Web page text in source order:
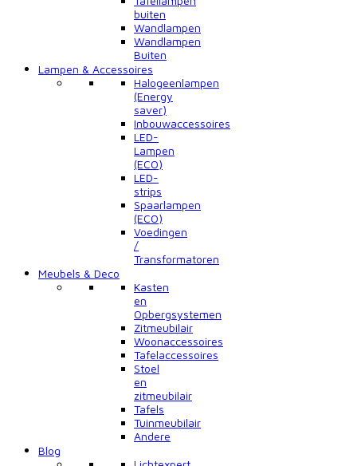
buiten
Wandlampen
Wandlampen
Buiten
Lampen & Accessoires
Halogeenlampen
(Energy
saver)
Inbouwaccessoires
LED-
Lampen
(ECO)
LED-
strips
Spaarlampen
(ECO)
Voedingen
/
Transformatoren
Meubels & Deco
Kasten
en
Opbergsystemen
Zitmeubilair
Woonaccessoires
Tafelaccessoires
Stoel
en
zitmeubilair
Tafels
Tuinmeubilair
Andere
Blog